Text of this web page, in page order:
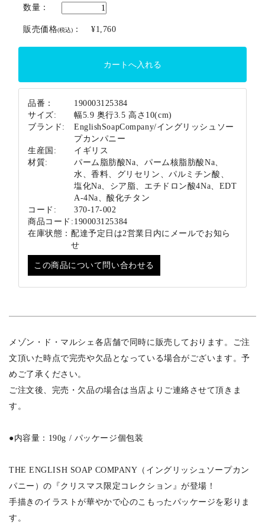
数量：
販売価格(税込) ： ¥1,760
品番：
190003125384
サイズ:
幅5.9 奥行3.5 高さ10(cm)
ブランド:
EnglishSoapCompany/イングリッシュソー
プカンパニー
生産国:
イギリス
材質:
パーム脂肪酸Na、パーム核脂肪酸Na、
水、香料、グリセリン、パルミチン酸、
塩化Na、シア脂、エチドロン酸4Na、EDT
A-4Na、酸化チタン
コード:
370-17-002
商品コード: 190003125384
在庫状態： 配達予定日は2営業日内にメールでお知ら
せ
この商品について問い合わせる
メゾン・ド・マルシェ各店舗で同時に販売しております。ご注
文頂いた時点で完売や欠品となっている場合がございます。予
めご了承ください。
ご注文後、完売・欠品の場合は当店よりご連絡させて頂きま
す。
●内容量：190g / パッケージ個包装
THE ENGLISH SOAP COMPANY（イングリッシュソープカン
パニー）の『クリスマス限定コレクション』が登場！
手描きのイラストが華やかで心のこもったパッケージを彩りま
す。